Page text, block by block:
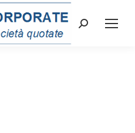
Cerca: